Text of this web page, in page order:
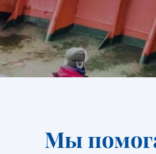
Мы